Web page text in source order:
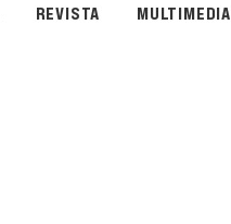
REVISTA MULTIMEDIA